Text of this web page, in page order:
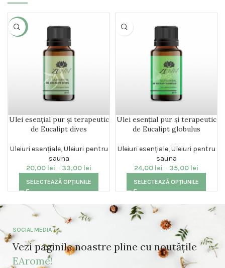
-9%
Ulei esențial pur și terapeutic
de Eucalipt dives
Uleiuri esențiale,Uleiuri pentru
sauna
20,00 lei – 33,00 lei
SELECTEAZĂ OPȚIUNILE
Ulei esențial pur și terapeutic
de Eucalipt globulus
Uleiuri esențiale,Uleiuri pentru
sauna
24,00 lei – 35,00 lei
SELECTEAZĂ OPȚIUNILE
SOCIAL MEDIA
Vezi paginile noastre pline cu noutățile
EArome!